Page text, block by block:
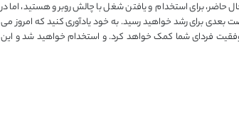
حاضر، برای استخدام و یافتن شغل با چالش روبرو هستید، اما در
برای رشد خواهید رسید. به خود یادآوری کنید که امروز می
فردای شما کمک خواهد کرد. و استخدام خواهید شد و این